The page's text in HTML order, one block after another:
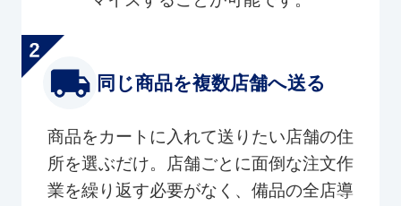
同じ商品を複数店舗へ送る
商品をカートに入れて送りたい店舗の住
所を選ぶだけ。店舗ごとに面倒な注文作
業を繰り返す必要がなく、備品の全店導